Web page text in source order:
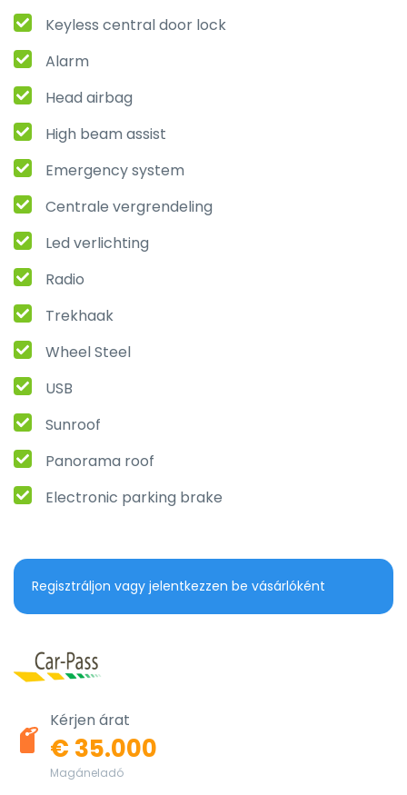
Keyless central door lock
Alarm
Head airbag
High beam assist
Emergency system
Centrale vergrendeling
Led verlichting
Radio
Trekhaak
Wheel Steel
USB
Sunroof
Panorama roof
Electronic parking brake
Regisztráljon vagy jelentkezzen be vásárlóként
Kérjen árat
€ 35.000
Magáneladó